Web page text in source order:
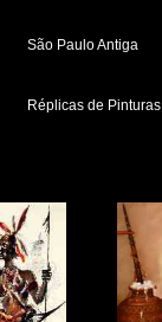
São Paulo Antiga
Réplicas de Pinturas